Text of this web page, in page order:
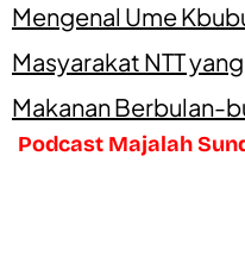
Mengenal Ume
Masyarakat NTT
Makanan Berbulan-
Podcast Majalah